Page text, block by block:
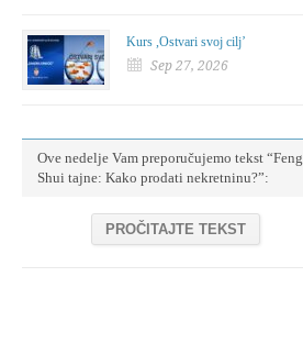
Kurs ,Ostvari svoj cilj’
Sep 27, 2026
Ove nedelje Vam preporučujemo tekst “Feng
Shui tajne: Kako prodati nekretninu?”:
PROČITAJTE TEKST